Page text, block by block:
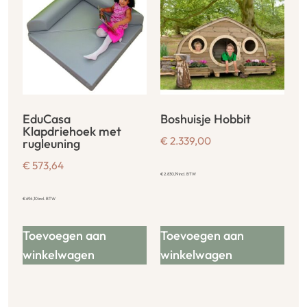
EduCasa
Klapdriehoek met
rugleuning
€ 573,64
€694,10incl. BTW
Toevoegen aan
winkelwagen
Boshuisje Hobbit
€ 2.339,00
€2.830,19incl. BTW
Toevoegen aan
winkelwagen